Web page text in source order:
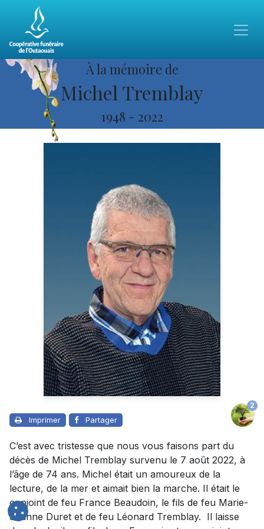
À la mémoire de
Michel Tremblay
1948 - 2022
Imprimer Partager
2
C’est avec tristesse que nous vous faisons part du
décès de Michel Tremblay survenu le 7 août 2022, à
l’âge de 74 ans. Michel était un amoureux de la
lecture, de la mer et aimait bien la marche. Il était le
conjoint de feu France Beaudoin, le fils de feu Marie-
Jeanne Duret et de feu Léonard Tremblay. Il laisse